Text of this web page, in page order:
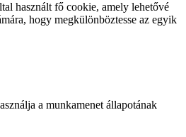
használt fő cookie, amely lehetővé
hogy megkülönböztesse az egyik
a munkamenet állapotának